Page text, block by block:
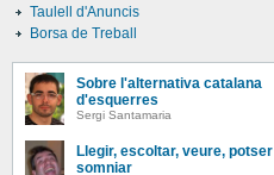
Taulell d'Anuncis
Borsa de Treball
Sobre l'alternativa catalana
d'esquerres
Sergi Santamaria
Llegir, escoltar, veure, potser
somniar